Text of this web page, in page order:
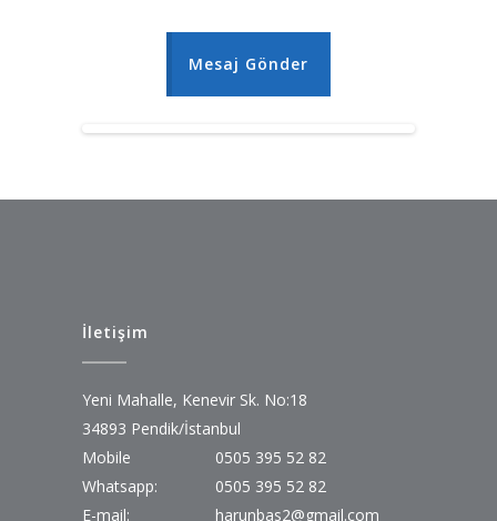
Mesaj Gönder
İletişim
Yeni Mahalle, Kenevir Sk. No:18
34893 Pendik/İstanbul
Mobile
0505 395 52 82
Whatsapp:
0505 395 52 82
E-mail:
harunbas2@gmail.com